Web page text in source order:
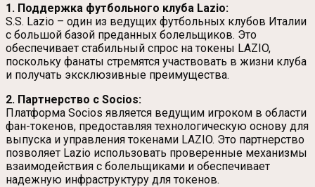
1. Поддержка футбольного клуба Lazio:
S.S. Lazio – один из ведущих футбольных клубов Италии
с большой базой преданных болельщиков. Это
обеспечивает стабильный спрос на токены LAZIO,
поскольку фанаты стремятся участвовать в жизни клуба
и получать эксклюзивные преимущества.
2. Партнерство с Socios:
Платформа Socios является ведущим игроком в области
фан-токенов, предоставляя технологическую основу для
выпуска и управления токенами LAZIO. Это партнерство
позволяет Lazio использовать проверенные механизмы
взаимодействия с болельщиками и обеспечивает
надежную инфраструктуру для токенов.